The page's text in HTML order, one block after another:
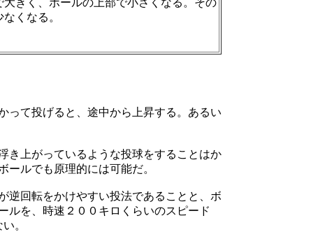
きく、ボールの上部で小さくなる。その
くなる。
って投げると、途中から上昇する。あるい
き上がっているような投球をすることはか
ルでも原理的には可能だ。
逆回転をかけやすい投法であることと、ボ
ルを、時速２００キロくらいのスピード
。